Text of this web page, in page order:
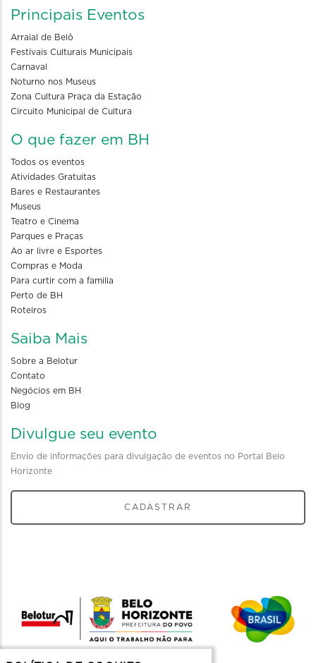
Principais Eventos
Arraial de Belô
Festivais Culturais Municipais
Carnaval
Noturno nos Museus
Zona Cultura Praça da Estação
Circuito Municipal de Cultura
O que fazer em BH
Todos os eventos
Atividades Gratuitas
Bares e Restaurantes
Museus
Teatro e Cinema
Parques e Praças
Ao ar livre e Esportes
Compras e Moda
Para curtir com a familia
Perto de BH
Roteiros
Saiba Mais
Sobre a Belotur
Contato
Negócios em BH
Blog
Divulgue seu evento
Envio de informações para divulgação de eventos no Portal Belo
Horizonte
CADASTRAR